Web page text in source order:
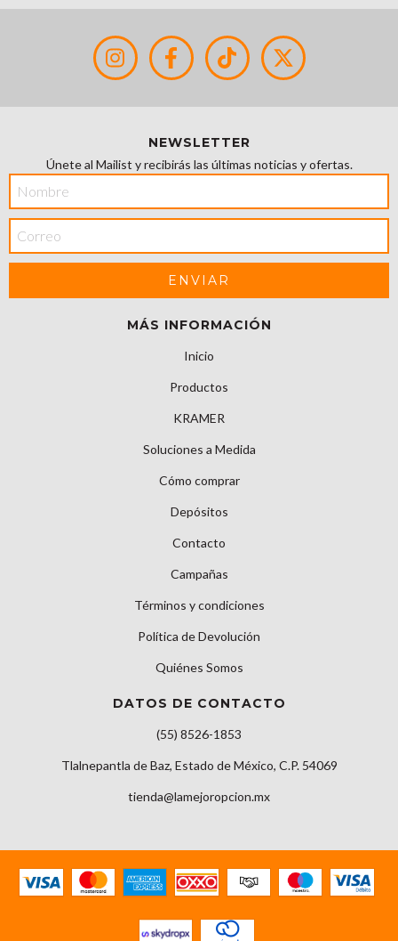
NEWSLETTER
Únete al Mailist y recibirás las últimas noticias y ofertas.
MÁS INFORMACIÓN
Inicio
Productos
KRAMER
Soluciones a Medida
Cómo comprar
Depósitos
Contacto
Campañas
Términos y condiciones
Política de Devolución
Quiénes Somos
DATOS DE CONTACTO
(55) 8526-1853
Tlalnepantla de Baz, Estado de México, C.P. 54069
tienda@lamejoropcion.mx